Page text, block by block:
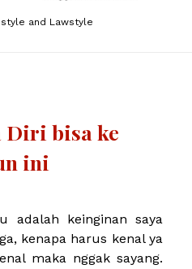
and Lawstyle
Diri bisa ke
ini
adalah keinginan saya
kenapa harus kenal ya
maka nggak sayang.